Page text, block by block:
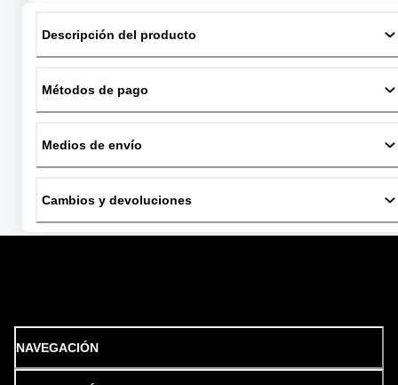
Descripción del producto
Métodos de pago
Medios de envío
Cambios y devoluciones
NAVEGACIÓN